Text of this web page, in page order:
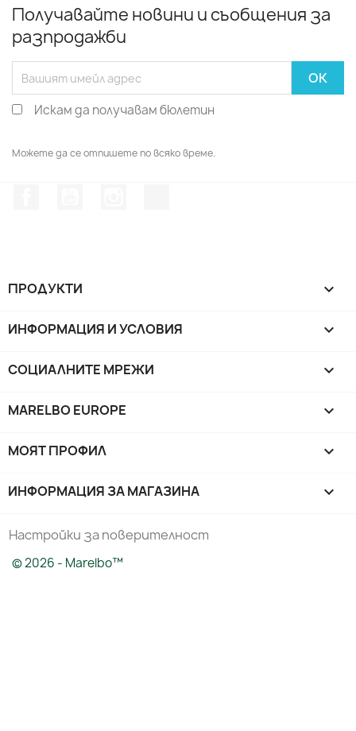
Получавайте новини и съобщения за
разпродажби
Искам да получавам бюлетин
Можете да се отпишете по всяко време.
ПРОДУКТИ 
ИНФОРМАЦИЯ И УСЛОВИЯ 
СОЦИАЛНИТЕ МРЕЖИ 
MARELBO EUROPE 
МОЯТ ПРОФИЛ 
ИНФОРМАЦИЯ ЗА МАГАЗИНА keyboard_arrow_down
Настройки за поверителност
© 2026 - Marelbo™